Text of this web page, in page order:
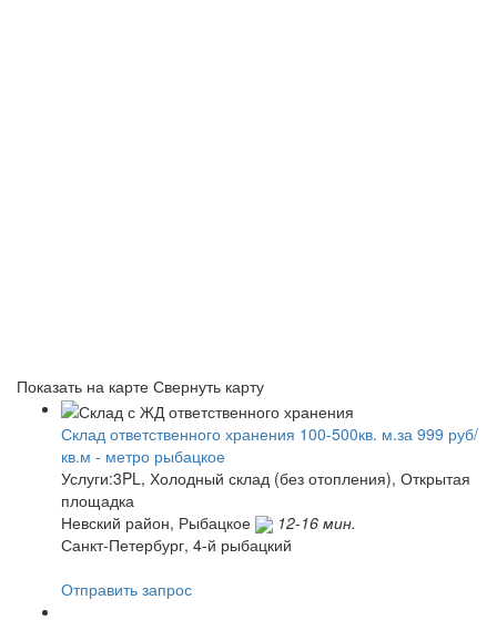
Показать на карте Свернуть карту
Склад ответственного хранения 100-500кв. м.за 999 руб/
кв.м - метро рыбацкое
Услуги:3PL, Холодный склад (без отопления), Открытая
площадка
Невский район, Рыбацкое
12-16 мин.
Санкт-Петербург, 4-й рыбацкий
Отправить запрос